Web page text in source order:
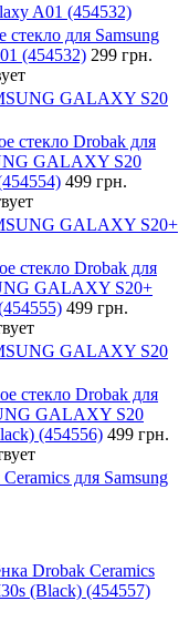
A01 (454532)
стекло для Samsung
(454532) 299 грн.
GALAXY S20
стекло Drobak для
GALAXY S20
499 грн.
GALAXY S20+
стекло Drobak для
GALAXY S20+
499 грн.
GALAXY S20
стекло Drobak для
GALAXY S20
(454556) 499 грн.
для Samsung
Drobak Ceramics
(Black) (454557)